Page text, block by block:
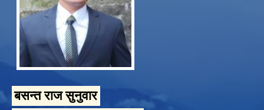
बसन्त राज सुनुवार